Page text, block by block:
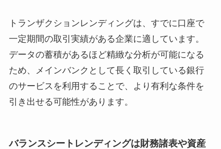
トランザクションレンディングは、すでに口座で
一定期間の取引実績がある企業に適しています。
データの蓄積があるほど精緻な分析が可能になる
ため、メインバンクとして長く取引している銀行
のサービスを利用することで、より有利な条件を
引き出せる可能性があります。
バランスシートレンディングは財務諸表や資産